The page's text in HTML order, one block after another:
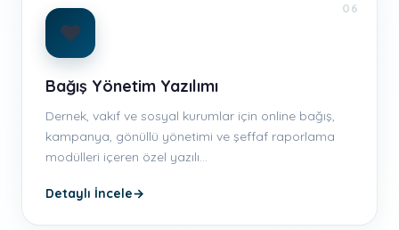
06
❤️
Bağış Yönetim Yazılımı
Dernek, vakıf ve sosyal kurumlar için online bağış,
kampanya, gönüllü yönetimi ve şeffaf raporlama
modülleri içeren özel yazılı…
Detaylı İncele→